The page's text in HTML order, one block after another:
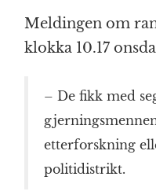
Meldingen om
klokka 10.17
– De fikk med
etterforskning
politidistrikt.